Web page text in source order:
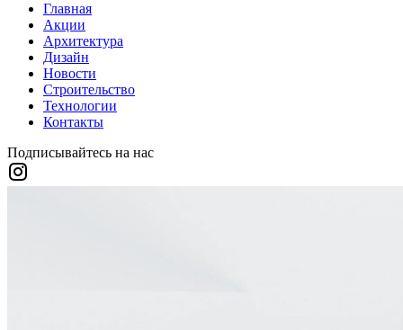
Главная
Акции
Архитектура
Дизайн
Новости
Строительство
Технологии
Контакты
Подписывайтесь на нас